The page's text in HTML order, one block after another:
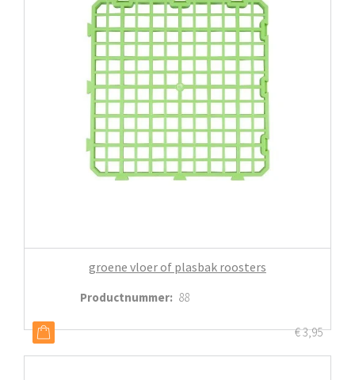
groene vloer of plasbak roosters
Productnummer: 88
€3,95